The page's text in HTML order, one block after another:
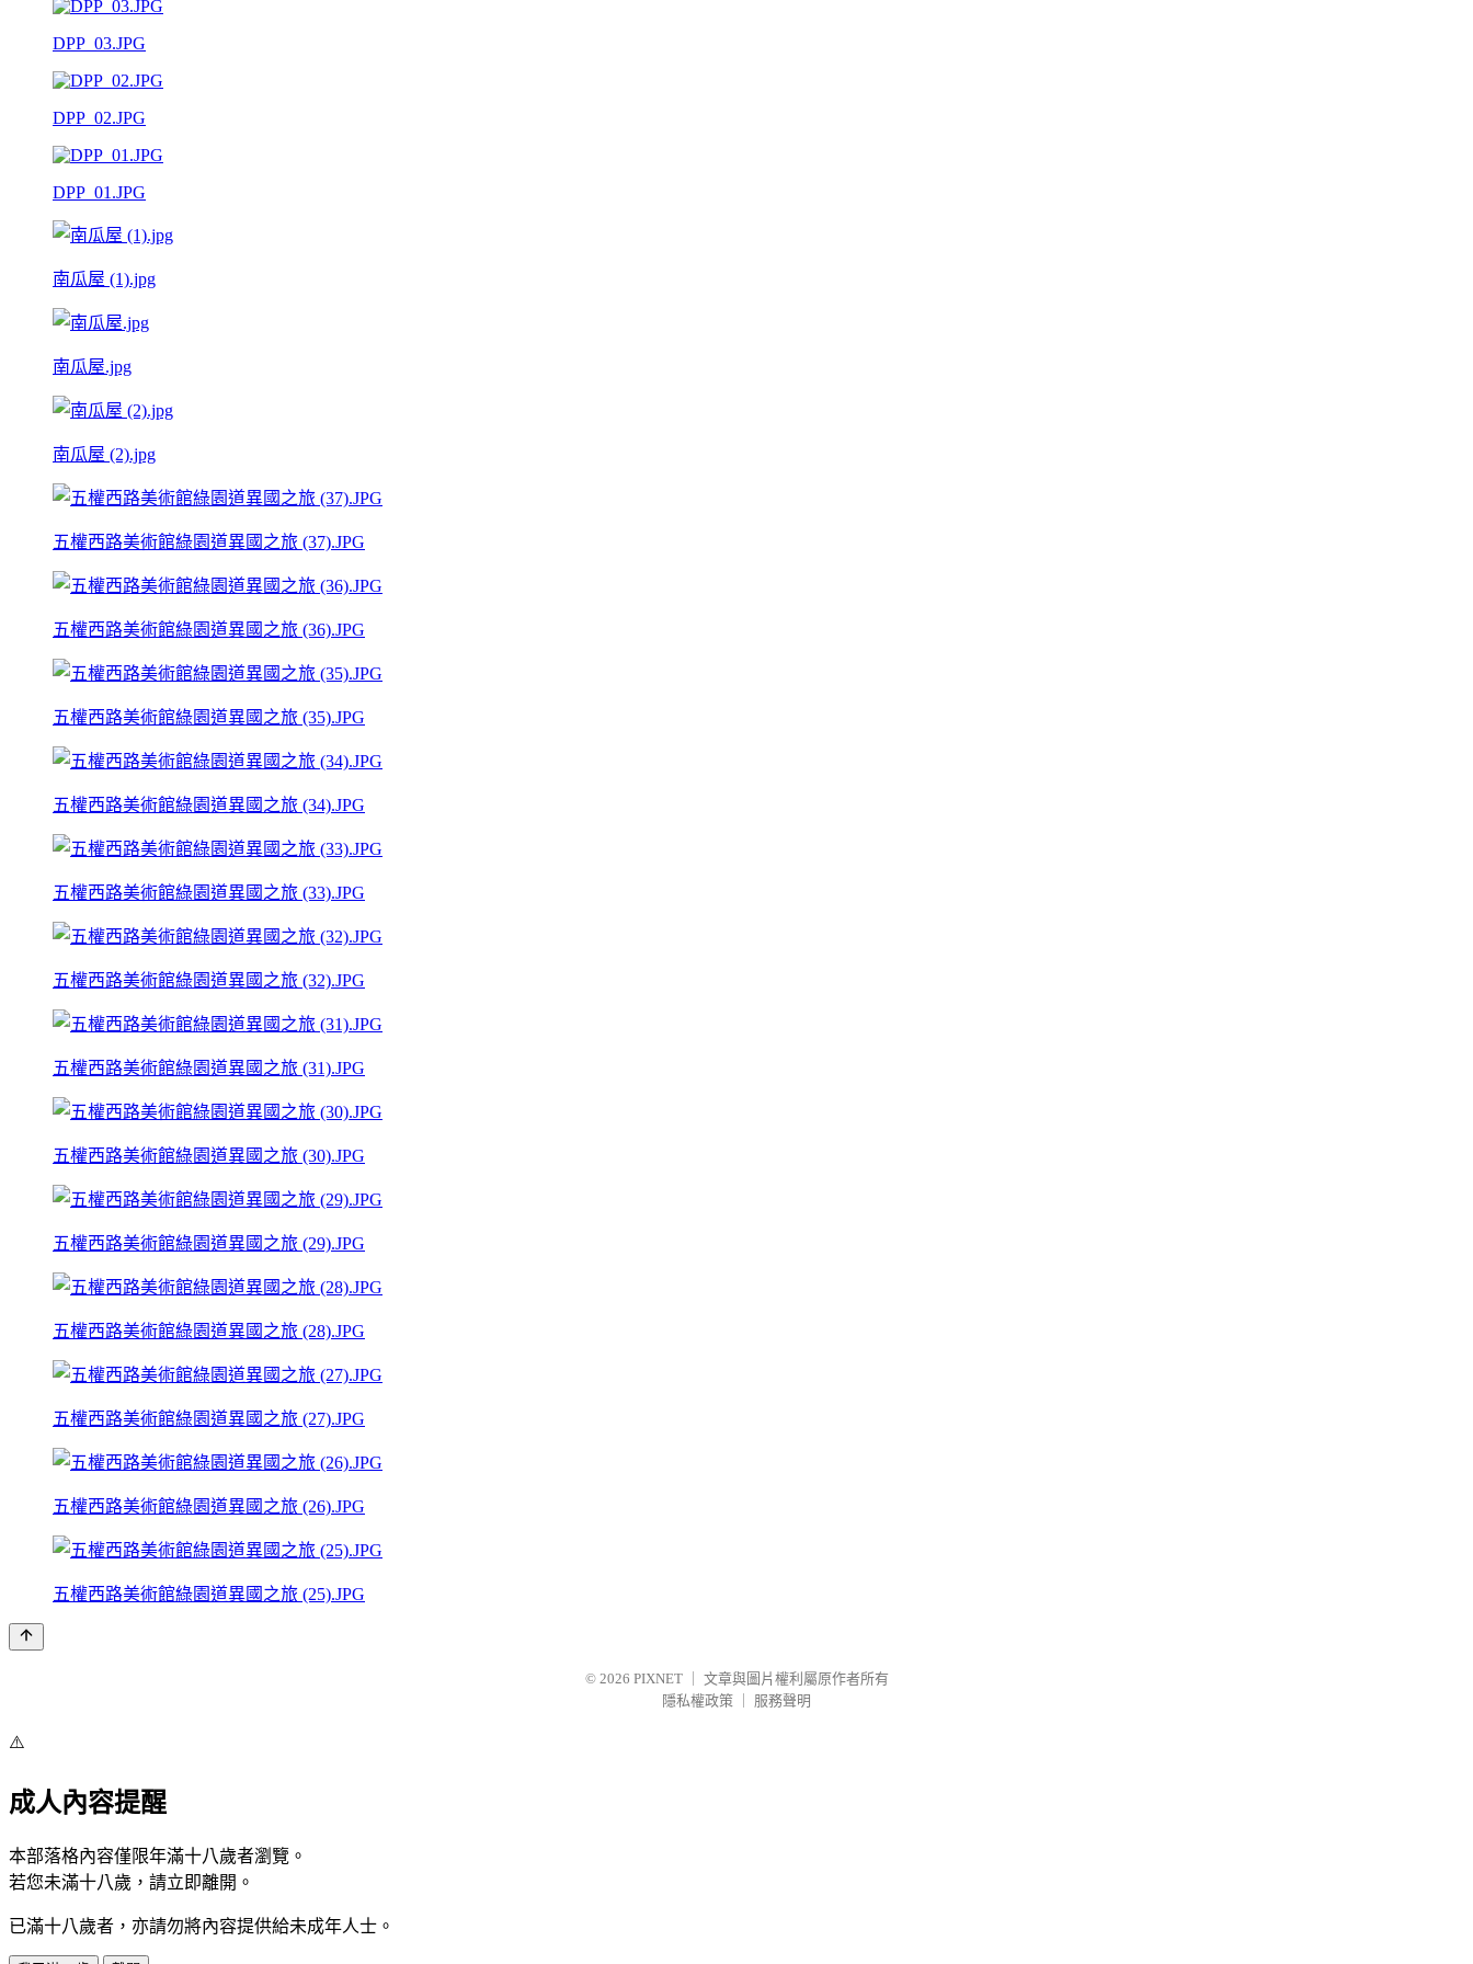
DPP_03.JPG
DPP_02.JPG
DPP_01.JPG
南瓜屋 (1).jpg
南瓜屋.jpg
南瓜屋 (2).jpg
五權西路美術館綠園道異國之旅 (37).JPG
五權西路美術館綠園道異國之旅 (36).JPG
五權西路美術館綠園道異國之旅 (35).JPG
五權西路美術館綠園道異國之旅 (34).JPG
五權西路美術館綠園道異國之旅 (33).JPG
五權西路美術館綠園道異國之旅 (32).JPG
五權西路美術館綠園道異國之旅 (31).JPG
五權西路美術館綠園道異國之旅 (30).JPG
五權西路美術館綠園道異國之旅 (29).JPG
五權西路美術館綠園道異國之旅 (28).JPG
五權西路美術館綠園道異國之旅 (27).JPG
五權西路美術館綠園道異國之旅 (26).JPG
五權西路美術館綠園道異國之旅 (25).JPG
© 2026 PIXNET
文章與圖片權利屬原作者所有
隱私權政策
服務聲明
⚠️
成人內容提醒
本部落格內容僅限年滿十八歲者瀏覽。
若您未滿十八歲，請立即離開。
已滿十八歲者，亦請勿將內容提供給未成年人士。